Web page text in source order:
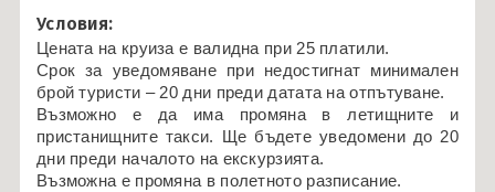
Условия:
Цената на круиза е валидна при 25 платили.
Срок за уведомяване при недостигнат минимален
брой туристи – 20 дни преди датата на отпътуване.
Възможно е да има промяна в летищните и
пристанищните такси. Ще бъдете уведомени до 20
дни преди началото на екскурзията.
Възможна е промяна в полетното разписание.